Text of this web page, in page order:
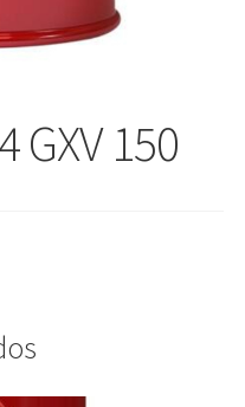
GXV 150